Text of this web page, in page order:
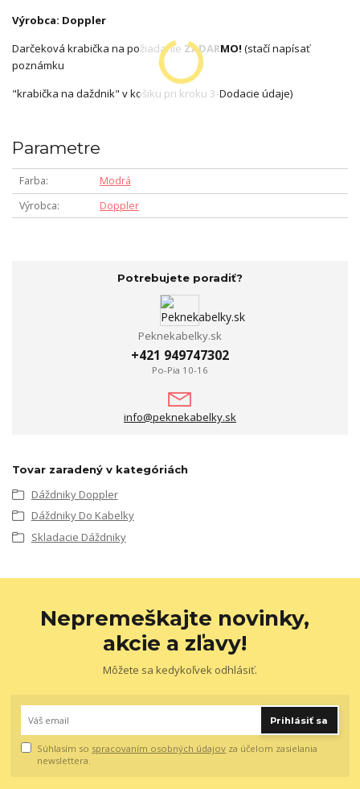
Výrobca: Doppler
Darčeková krabička na požiadanie ZADARMO! (stačí napísať
poznámku
"krabička na daždnik" v košiku pri kroku 3-Dodacie údaje)
Parametre
Farba
Modrá
Výrobca
Doppler
Potrebujete poradiť?
Peknekabelky.sk
+421 949747302
Po-Pia 10-16
info@peknekabelky.sk
Tovar zaradený v kategóriách
Dáždniky Doppler
Dáždniky Do Kabelky
Skladacie Dáždniky
Nepremeškajte novinky,
akcie a zľavy!
Môžete sa kedykoľvek odhlásiť.
Prihlásiť sa
Súhlasím so spracovaním osobných údajov za účelom zasielania
newslettera.